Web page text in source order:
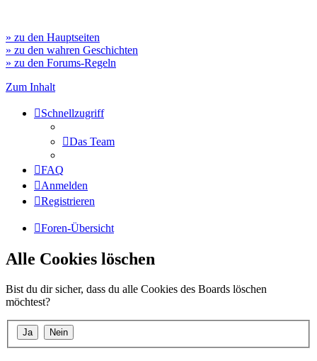
» zu den Hauptseiten
» zu den wahren Geschichten
» zu den Forums-Regeln
Zum Inhalt
Schnellzugriff
Das Team
FAQ
Anmelden
Registrieren
Foren-Übersicht
Alle Cookies löschen
Bist du dir sicher, dass du alle Cookies des Boards löschen
möchtest?